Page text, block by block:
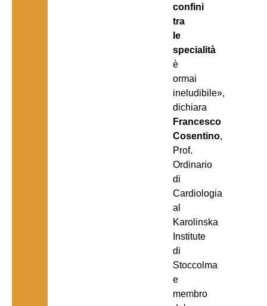
confini
tra
le
specialità
è
ormai
ineludibile»,
dichiara
Francesco
Cosentino,
Prof.
Ordinario
di
Cardiologia
al
Karolinska
Institute
di
Stoccolma
e
membro